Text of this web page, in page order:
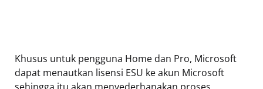
Khusus untuk pengguna Home dan Pro, Microsoft
dapat menautkan lisensi ESU ke akun Microsoft
sehingga itu akan menyederhanakan proses